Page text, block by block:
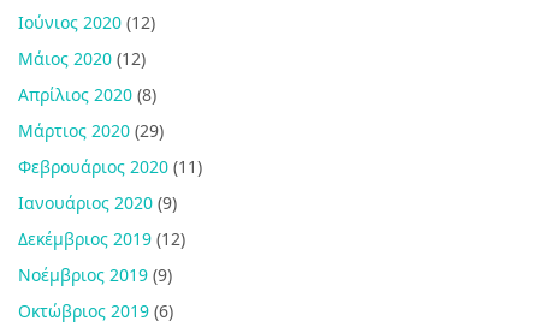
Ιούνιος 2020 (12)
Μάιος 2020 (12)
Απρίλιος 2020 (8)
Μάρτιος 2020 (29)
Φεβρουάριος 2020 (11)
Ιανουάριος 2020 (9)
Δεκέμβριος 2019 (12)
Νοέμβριος 2019 (9)
Οκτώβριος 2019 (6)